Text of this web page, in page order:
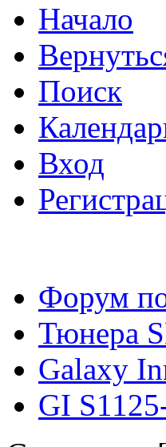
Начало
Поиск
Вход
Форум
Тюнера
Galaxy
GI